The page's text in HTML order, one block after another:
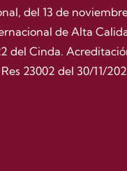
del 13 de
de Alta
del Cinda.
23002 del 30/11/